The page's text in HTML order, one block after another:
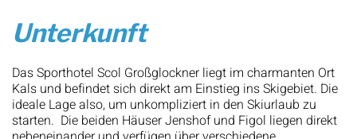
Unterkunft
Das Sporthotel Scol Großglockner liegt im charmanten Ort
Kals und befindet sich direkt am Einstieg ins Skigebiet. Die
ideale Lage also, um unkompliziert in den Skiurlaub zu
starten. Die beiden Häuser Jenshof und Figol liegen direkt